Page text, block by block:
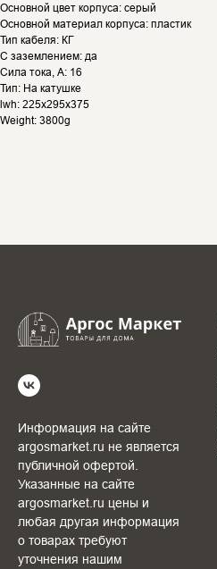
Основной цвет корпуса: серый
Основной материал корпуса: пластик
Тип кабеля: КГ
С заземлением: да
Сила тока, А: 16
Тип: На катушке
lwh: 225x295x375
Weight: 3800g
Информация на сайте
argosmarket.ru не является
публичной офертой.
Указанные на сайте
argosmarket.ru цены и
любая другая информация
о товарах требуют
уточнения нашим